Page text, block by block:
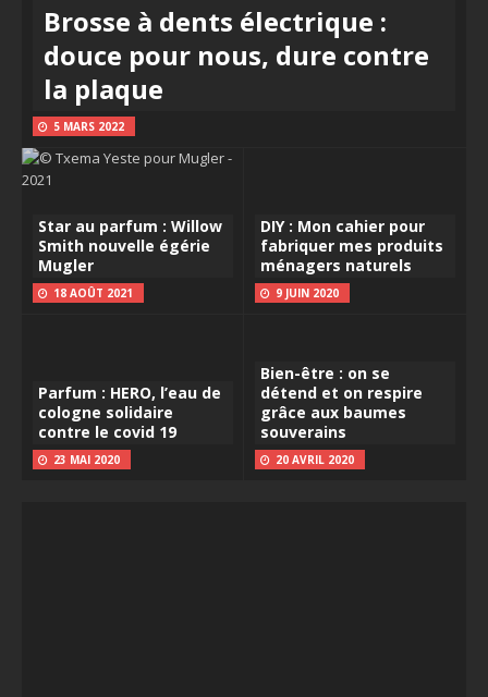
Brosse à dents électrique :
douce pour nous, dure contre
la plaque
5 MARS 2022
Star au parfum : Willow
Smith nouvelle égérie
Mugler
18 AOÛT 2021
DIY : Mon cahier pour
fabriquer mes produits
ménagers naturels
9 JUIN 2020
Parfum : HERO, l’eau de
cologne solidaire
contre le covid 19
23 MAI 2020
Bien-être : on se
détend et on respire
grâce aux baumes
souverains
20 AVRIL 2020